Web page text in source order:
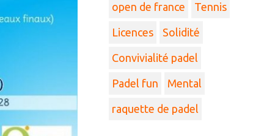
open de france Tennis
Licences Solidité
Convivialité padel
Padel fun Mental
raquette de padel